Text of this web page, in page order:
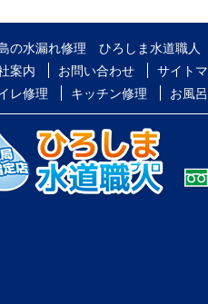
の水漏れ修理 ひろしま水道職人
案内
お問い合わせ サイト
レ修理
キッチン修理 お風